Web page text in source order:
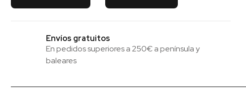
Envíos gratuitos
En pedidos superiores a 250€ a península y
baleares